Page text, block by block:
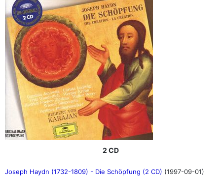
2 CD
Joseph Haydn (1732-1809) - Die Schöpfung (2 CD) (1997-09-01)